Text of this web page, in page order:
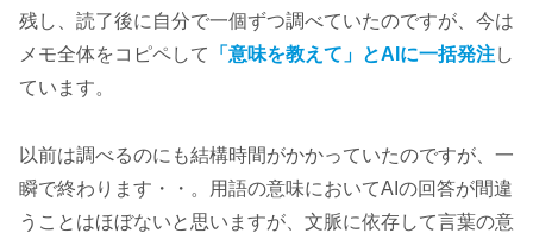
残し、読了後に自分で一個ずつ調べていたのですが、今は
メモ全体をコピペして
「意味を教えて」とAIに一括発注し
ています。
以前は調べるのにも結構時間がかかっていたのですが、一
瞬で終わります・・。用語の意味においてAIの回答が間違
うことはほぼないと思いますが、文脈に依存して言葉の意